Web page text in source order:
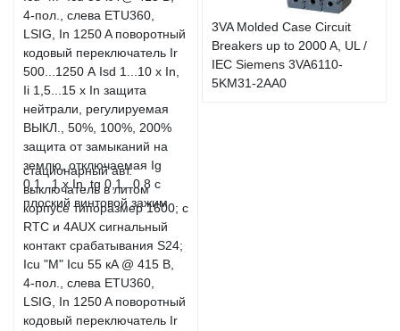
стационарный авт.
выключатель в литом
корпусе типоразмер 1600; с
RTC и 4AUX сигнальный
контакт срабатывания S24;
Icu "M" Icu 55 кA @ 415 В,
4-пол., слева ETU360,
LSIG, In 1250 A поворотный
кодовый переключатель Ir
3VA Molded Case Circuit
Breakers up to 2000 A, UL /
IEC Siemens 3VA6110-
5KM31-2AA0